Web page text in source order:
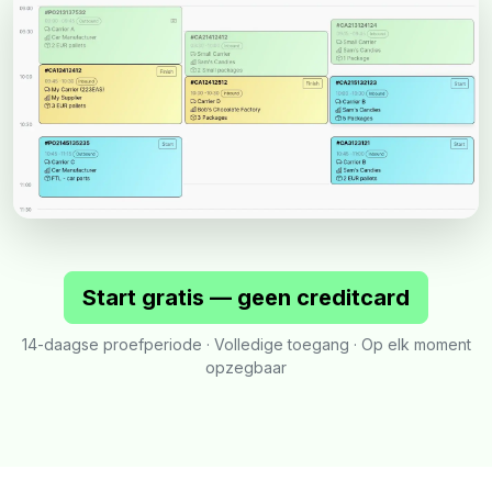
Start gratis — geen creditcard
14-daagse proefperiode · Volledige toegang · Op elk moment
opzegbaar